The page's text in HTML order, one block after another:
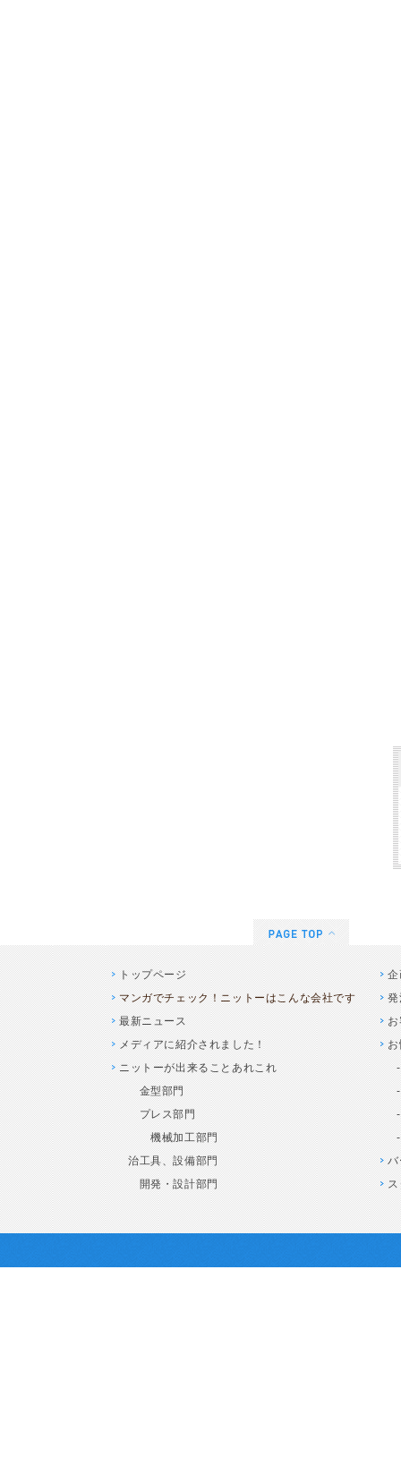
トップページ
マンガでチェック！ニットーはこんな会社です
最新ニュース
メディアに紹介されました！
ニットーが出来ることあれこれ
金型部門
プレス部門
機械加工部門
治工具、設備部門
開発・設計部門
企
発
お
お
バ
ス